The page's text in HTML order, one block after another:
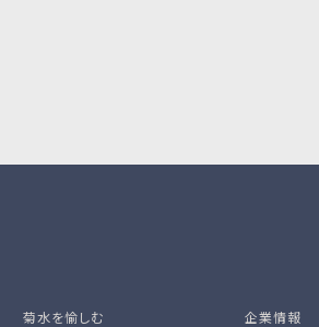
菊水を愉しむ 企業情報